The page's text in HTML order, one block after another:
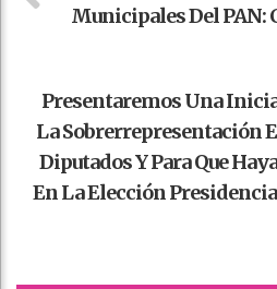
Municipales Del PAN:
Presentaremos Una
La Sobrerrepresentación
Diputados Y Para Que
En La Elección